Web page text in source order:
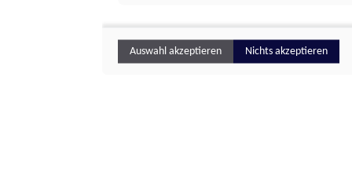
Auswahl akzeptieren Nichts akzeptieren